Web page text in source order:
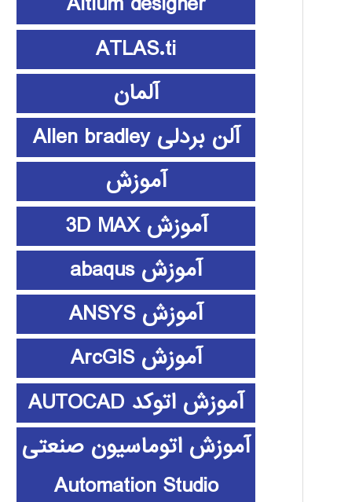
ATLAS.ti
آلمان
آلن بردلی Allen bradley
آموزش
آموزش 3D MAX
آموزش abaqus
آموزش ANSYS
آموزش ArcGIS
آموزش اتوکد AUTOCAD
آموزش اتوماسیون صنعتی
Automation Studio